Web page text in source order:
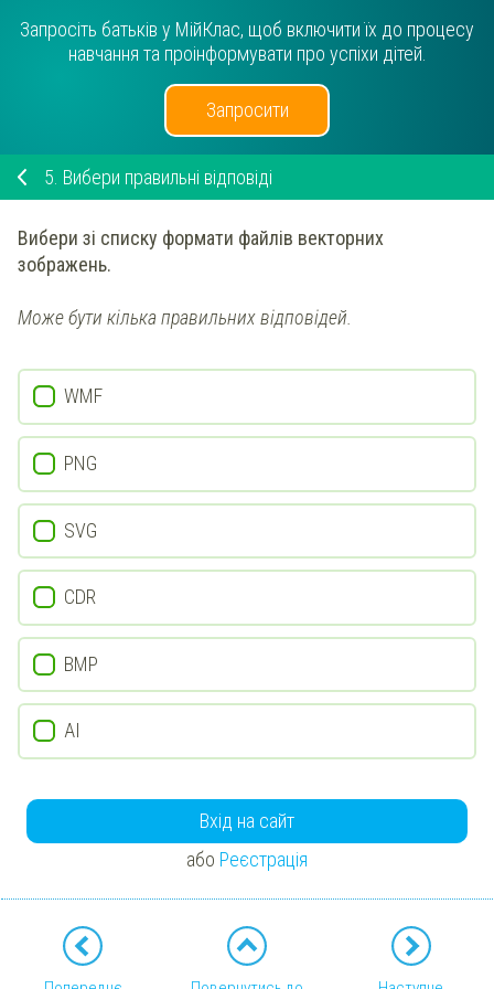
Запросіть батьків у МійКлас, щоб включити їх до процесу
навчання та проінформувати про успіхи дітей.
Запросити
5. Вибери правильні відповіді
Вибери зі списку формати файлів векторних
зображень.
Може бути кілька правильних відповідей.
WMF
PNG
SVG
CDR
BMP
AI
Вхід на сайт
або Реєстрація